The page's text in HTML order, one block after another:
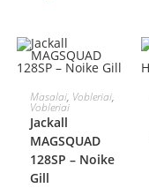
Į KREPŠELĮ
Masalai, Vobleriai,
Vobleriai
Jackall
MAGSQUAD
128SP – Noike
Gill